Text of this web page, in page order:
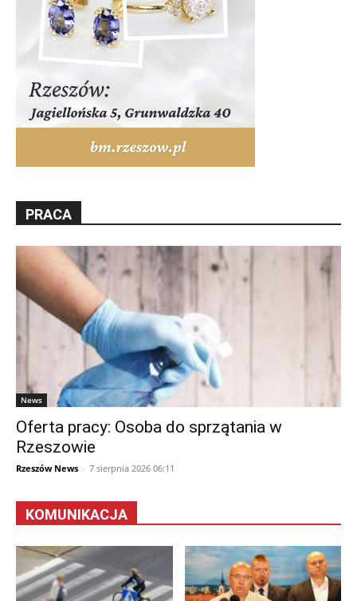
PRACA
News
Oferta pracy: Osoba do sprzątania w
Rzeszowie
Rzeszów News - 7 sierpnia 2026 06:11
KOMUNIKACJA